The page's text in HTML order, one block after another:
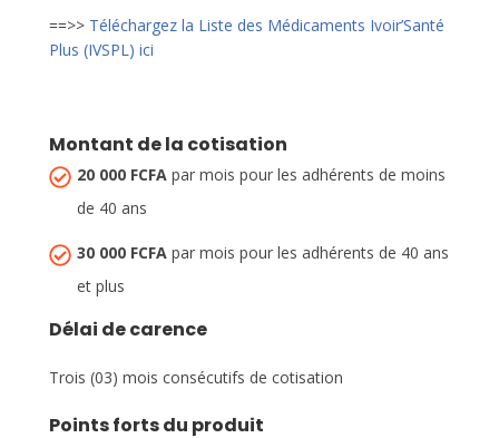
==>> Téléchargez la Liste des Médicaments Ivoir’Santé
Plus (IVSPL) ici
Montant de la cotisation
20 000 FCFA par mois pour les adhérents de moins
de 40 ans
30 000 FCFA par mois pour les adhérents de 40 ans
et plus
Délai de carence
Trois (03) mois consécutifs de cotisation
Points forts du produit